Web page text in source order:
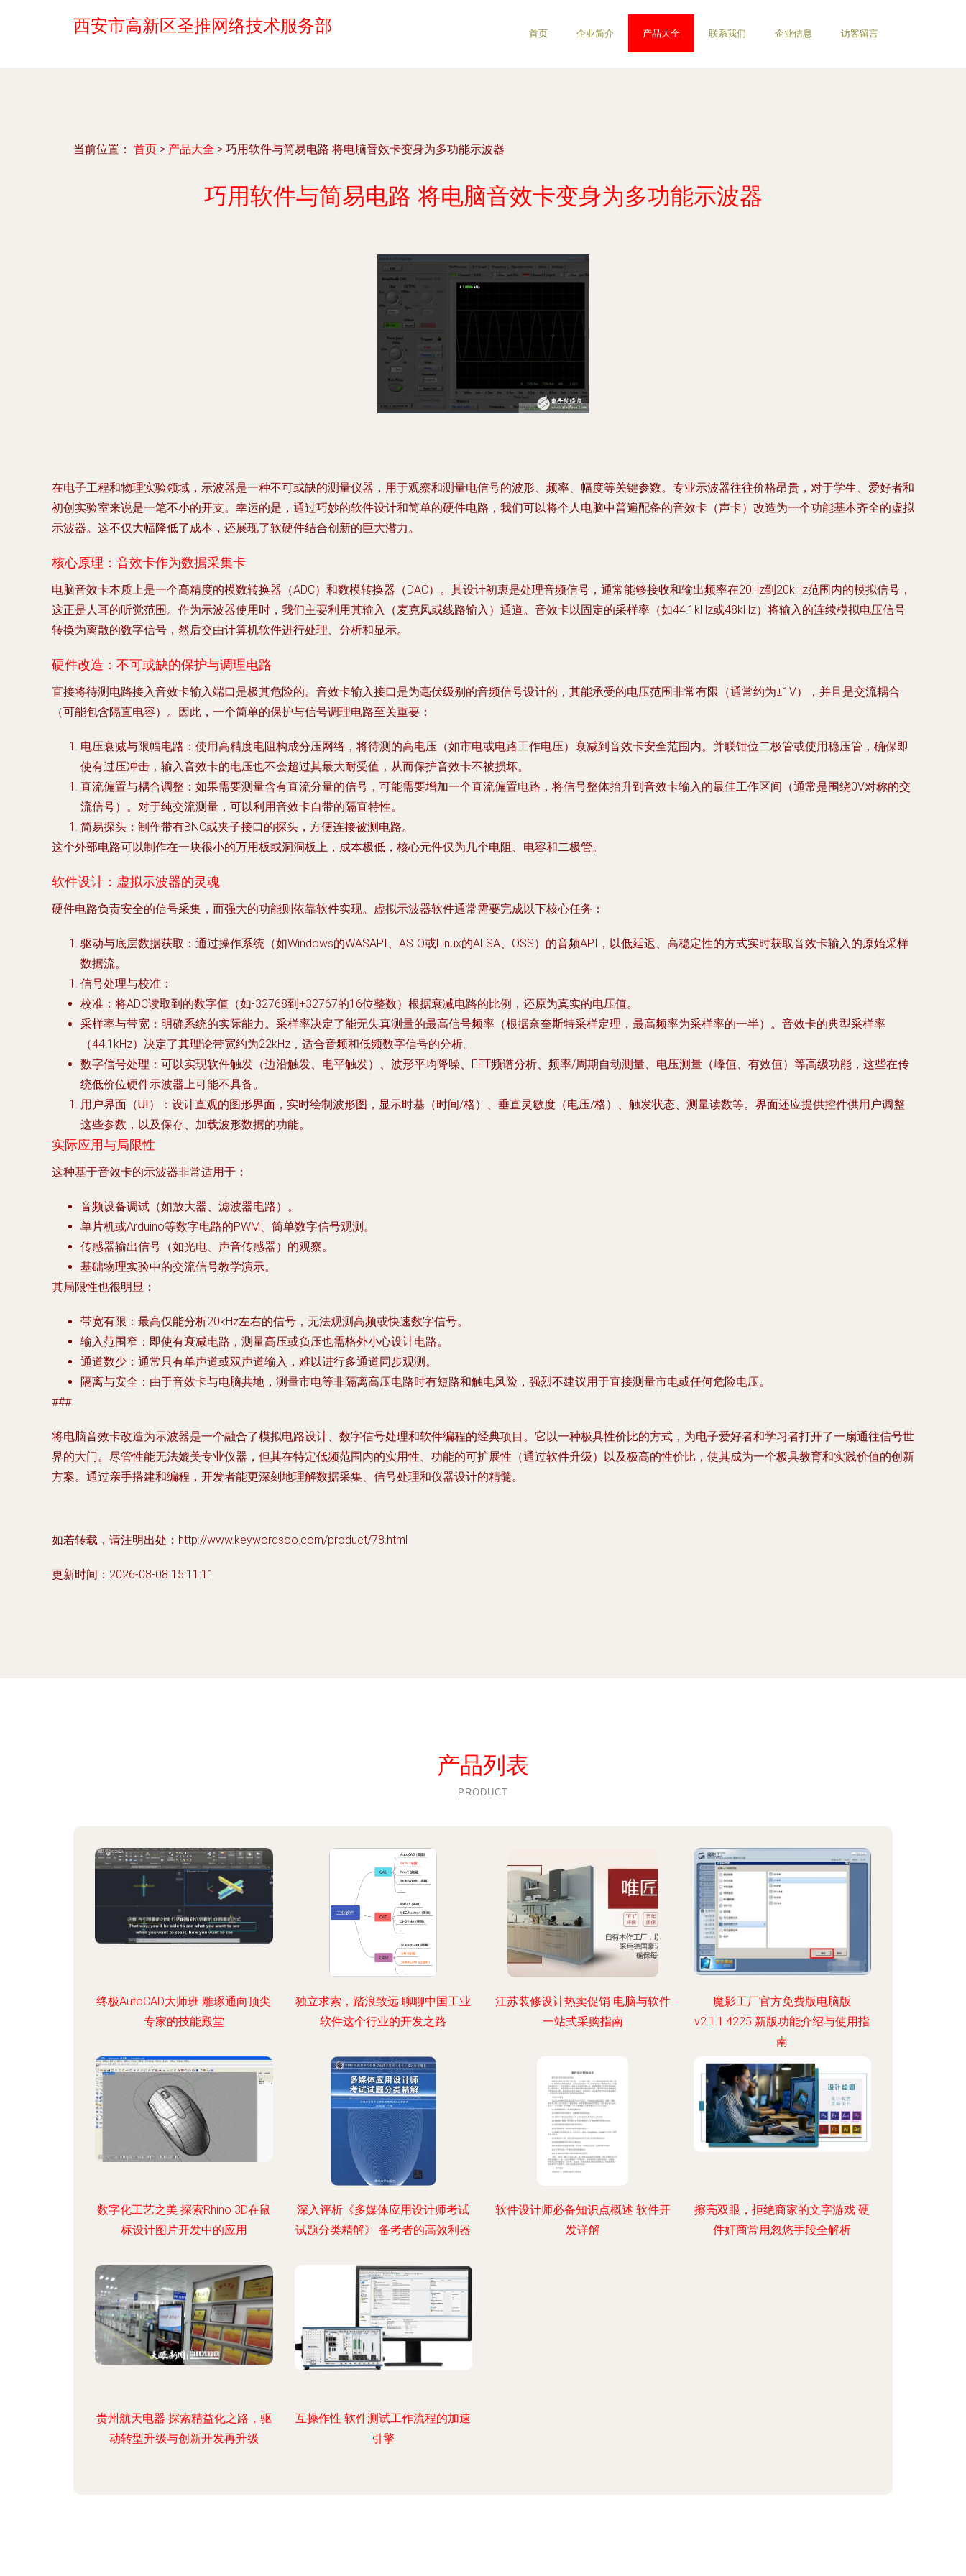
西安市高新区圣推网络技术服务部 首页 企业简介 产品大全 联系我们 企业信息 访客留言
当前位置： 首页 > 产品大全 > 巧用软件与简易电路 将电脑音效卡变身为多功能示波器
巧用软件与简易电路 将电脑音效卡变身为多功能示波器
在电子工程和物理实验领域，示波器是一种不可或缺的测量仪器，用于观察和测量电信号的波形、频率、幅度等关键参数。专业示波器往往价格昂贵，对于学生、爱好者和
初创实验室来说是一笔不小的开支。幸运的是，通过巧妙的软件设计和简单的硬件电路，我们可以将个人电脑中普遍配备的音效卡（声卡）改造为一个功能基本齐全的虚拟
示波器。这不仅大幅降低了成本，还展现了软硬件结合创新的巨大潜力。
核心原理：音效卡作为数据采集卡
电脑音效卡本质上是一个高精度的模数转换器（ADC）和数模转换器（DAC）。其设计初衷是处理音频信号，通常能够接收和输出频率在20Hz到20kHz范围内的模拟信号，
这正是人耳的听觉范围。作为示波器使用时，我们主要利用其输入（麦克风或线路输入）通道。音效卡以固定的采样率（如44.1kHz或48kHz）将输入的连续模拟电压信号
转换为离散的数字信号，然后交由计算机软件进行处理、分析和显示。
硬件改造：不可或缺的保护与调理电路
直接将待测电路接入音效卡输入端口是极其危险的。音效卡输入接口是为毫伏级别的音频信号设计的，其能承受的电压范围非常有限（通常约为±1V），并且是交流耦合
（可能包含隔直电容）。因此，一个简单的保护与信号调理电路至关重要：
电压衰减与限幅电路 ：使用高精度电阻构成分压网络，将待测的高电压（如市电或电路工作电压）衰减到音效卡安全范围内。并联钳位二极管或使用稳压管，确保即
使有过压冲击，输入音效卡的电压也不会超过其最大耐受值，从而保护音效卡不被损坏。
直流偏置与耦合调整 ：如果需要测量含有直流分量的信号，可能需要增加一个直流偏置电路，将信号整体抬升到音效卡输入的最佳工作区间（通常是围绕0V对称的交
流信号）。对于纯交流测量，可以利用音效卡自带的隔直特性。
简易探头 ：制作带有BNC或夹子接口的探头，方便连接被测电路。
这个外部电路可以制作在一块很小的万用板或洞洞板上，成本极低，核心元件仅为几个电阻、电容和二极管。
软件设计：虚拟示波器的灵魂
硬件电路负责安全的信号采集，而强大的功能则依靠软件实现。虚拟示波器软件通常需要完成以下核心任务：
驱动与底层数据获取 ：通过操作系统（如Windows的WASAPI、ASIO或Linux的ALSA、OSS）的音频API，以低延迟、高稳定性的方式实时获取音效卡输入的原始采样
数据流。
信号处理与校准 ：
校准 ：将ADC读取到的数字值（如-32768到+32767的16位整数）根据衰减电路的比例，还原为真实的电压值。
采样率与带宽 ：明确系统的实际能力。采样率决定了能无失真测量的最高信号频率（根据奈奎斯特采样定理，最高频率为采样率的一半）。音效卡的典型采样率
（44.1kHz）决定了其理论带宽约为22kHz，适合音频和低频数字信号的分析。
数字信号处理 ：可以实现软件触发（边沿触发、电平触发）、波形平均降噪、FFT频谱分析、频率/周期自动测量、电压测量（峰值、有效值）等高级功能，这些在传
统低价位硬件示波器上可能不具备。
用户界面（UI）
：设计直观的图形界面，实时绘制波形图，显示时基（时间/格）、垂直灵敏度（电压/格）、触发状态、测量读数等。界面还应提供控件供用户调整
这些参数，以及保存、加载波形数据的功能。
实际应用与局限性
这种基于音效卡的示波器非常适用于：
音频设备调试（如放大器、滤波器电路）。
单片机或Arduino等数字电路的PWM、简单数字信号观测。
传感器输出信号（如光电、声音传感器）的观察。
基础物理实验中的交流信号教学演示。
其局限性也很明显：
带宽有限 ：最高仅能分析20kHz左右的信号，无法观测高频或快速数字信号。
输入范围窄 ：即使有衰减电路，测量高压或负压也需格外小心设计电路。
通道数少 ：通常只有单声道或双声道输入，难以进行多通道同步观测。
隔离与安全 ：由于音效卡与电脑共地，测量市电等非隔离高压电路时有短路和触电风险， 强烈不建议用于直接测量市电或任何危险电压。
###
将电脑音效卡改造为示波器是一个融合了模拟电路设计、数字信号处理和软件编程的经典项目。它以一种极具性价比的方式，为电子爱好者和学习者打开了一扇通往信号世
界的大门。尽管性能无法媲美专业仪器，但其在特定低频范围内的实用性、功能的可扩展性（通过软件升级）以及极高的性价比，使其成为一个极具教育和实践价值的创新
方案。通过亲手搭建和编程，开发者能更深刻地理解数据采集、信号处理和仪器设计的精髓。
如若转载，请注明出处：http://www.keywordsoo.com/product/78.html
更新时间：2026-08-08 15:11:11
产品列表
PRODUCT
终极AutoCAD大师班 雕琢通向顶尖
专家的技能殿堂
独立求索，踏浪致远 聊聊中国工业
软件这个行业的开发之路
江苏装修设计热卖促销 电脑与软件
一站式采购指南
魔影工厂官方免费版电脑版
v2.1.1.4225 新版功能介绍与使用指
南
数字化工艺之美 探索Rhino 3D在鼠
标设计图片开发中的应用
深入评析《多媒体应用设计师考试
试题分类精解》 备考者的高效利器
软件设计师必备知识点概述 软件开
发详解
擦亮双眼，拒绝商家的文字游戏 硬
件奸商常用忽悠手段全解析
贵州航天电器 探索精益化之路，驱
动转型升级与创新开发再升级
互操作性 软件测试工作流程的加速
引擎